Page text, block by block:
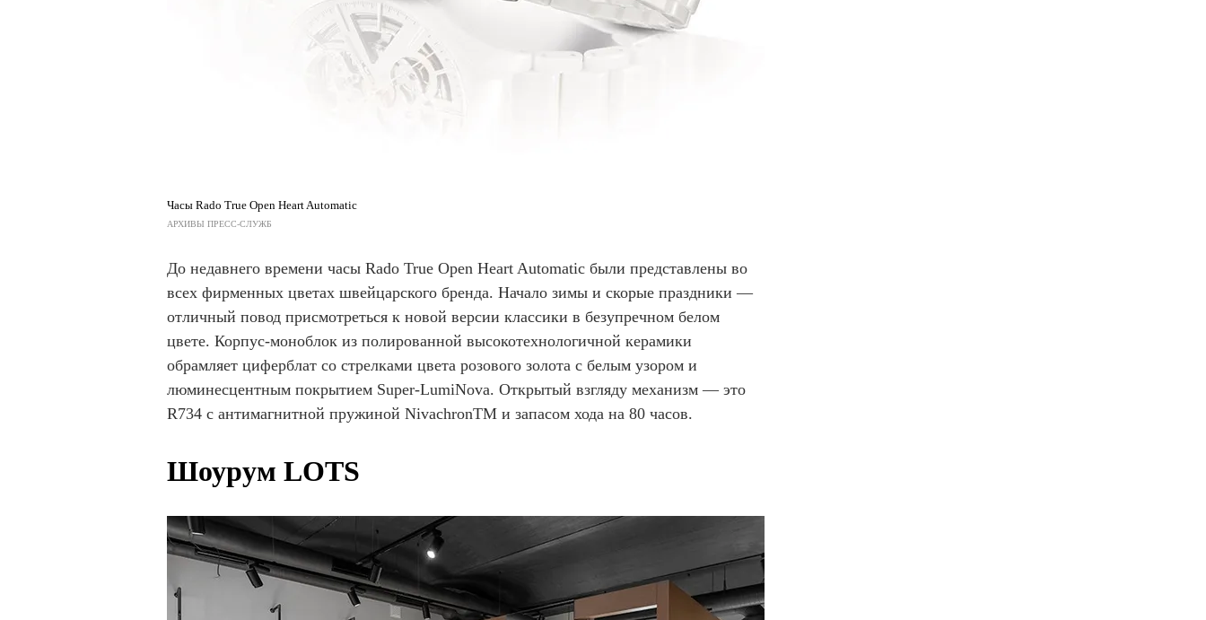
Часы Rado True Open Heart Automatic
АРХИВЫ ПРЕСС-СЛУЖБ
До недавнего времени часы Rado True Open Heart Automatic были представлены во
всех фирменных цветах швейцарского бренда. Начало зимы и скорые праздники —
отличный повод присмотреться к новой версии классики в безупречном белом
цвете. Корпус-моноблок из полированной высокотехнологичной керамики
обрамляет циферблат со стрелками цвета розового золота с белым узором и
люминесцентным покрытием Super-LumiNova. Открытый взгляду механизм — это
R734 с антимагнитной пружиной NivachronTM и запасом хода на 80 часов.
Шоурум LOTS